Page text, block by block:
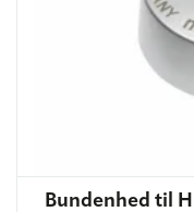
Bundenhed til